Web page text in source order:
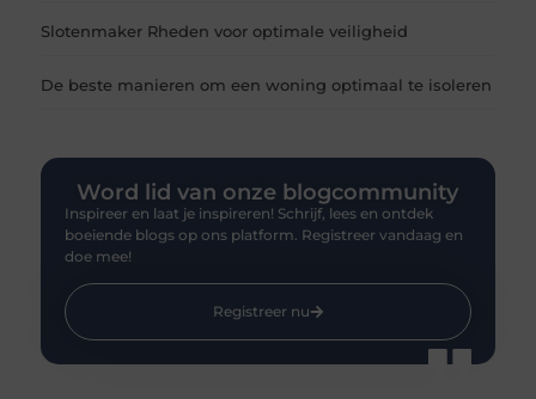
Slotenmaker Rheden voor optimale veiligheid
De beste manieren om een woning optimaal te isoleren
Word lid van onze blogcommunity
Inspireer en laat je inspireren! Schrijf, lees en ontdek
boeiende blogs op ons platform. Registreer vandaag en
doe mee!
Registreer nu